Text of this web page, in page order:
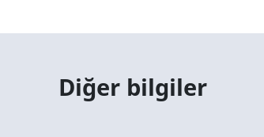
Diğer bilgiler